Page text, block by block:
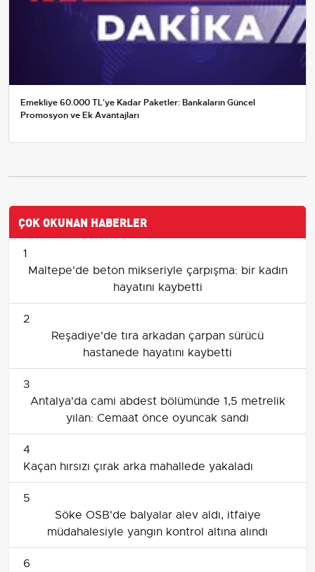
Emekliye 60.000 TL'ye Kadar Paketler: Bankaların Güncel
Promosyon ve Ek Avantajları
ÇOK OKUNAN HABERLER
1
Maltepe'de beton mikseriyle çarpışma: bir kadın
hayatını kaybetti
2
Reşadiye'de tıra arkadan çarpan sürücü
hastanede hayatını kaybetti
3
Antalya'da cami abdest bölümünde 1,5 metrelik
yılan: Cemaat önce oyuncak sandı
4
Kaçan hırsızı çırak arka mahallede yakaladı
5
Söke OSB'de balyalar alev aldı, itfaiye
müdahalesiyle yangın kontrol altına alındı
6